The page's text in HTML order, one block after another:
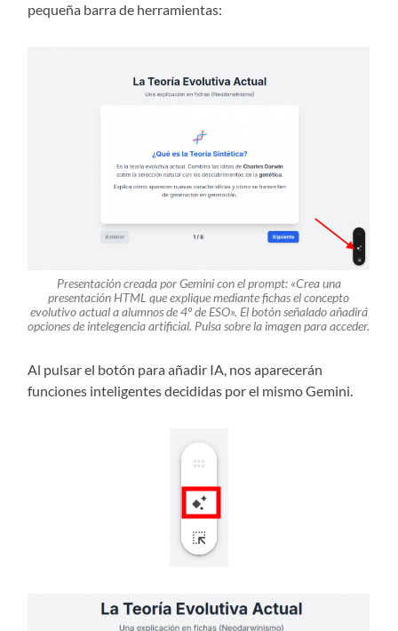
pequeña barra de herramientas:
Presentación creada por Gemini con el prompt: «Crea una
presentación HTML que explique mediante fichas el concepto
evolutivo actual a alumnos de 4º de ESO». El botón señalado añadirá
opciones de intelegencia artificial. Pulsa sobre la imagen para acceder.
Al pulsar el botón para añadir IA, nos aparecerán
funciones inteligentes decididas por el mismo Gemini.